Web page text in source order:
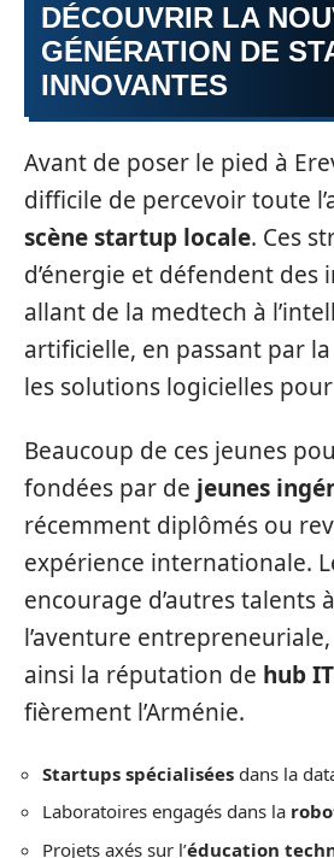
DÉCOUVRIR LA
GÉNÉRATION DE
INNOVANTES
Avant de poser le pied à
difficile de percevoir toute
scène startup locale. Ces
d’énergie et défendent des
allant de la medtech à
artificielle, en passant par
les solutions logicielles
Beaucoup de ces jeunes
fondées par de jeunes
récemment diplômés ou
expérience internationale.
encourage d’autres talents
l’aventure
ainsi la réputation de hub IT
fièrement l’Arménie.
Startups spécialisées dans la
Laboratoires engagés dans la
Projets axés sur l’éducation